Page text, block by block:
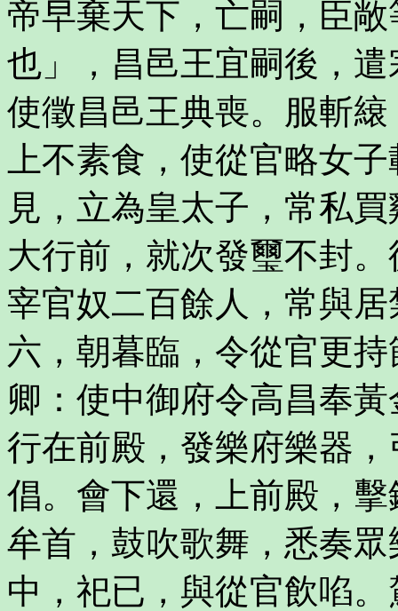
帝早棄天下，亡嗣，臣
也」，昌邑王宜嗣後，
使徵昌邑王典喪。服斬
上不素食，使從官略女
見，立為皇太子，常私
大行前，就次發璽不封
宰官奴二百餘人，常與
六，朝暮臨，令從官更
卿：使中御府令高昌奉
行在前殿，發樂府樂器
倡。會下還，上前殿，
牟首，鼓吹歌舞，悉奏
中，祀已，與從官飲啗